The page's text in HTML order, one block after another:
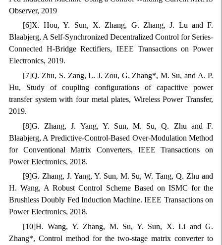
Observer, 2019
[6]X. Hou, Y. Sun, X. Zhang, G. Zhang, J. Lu and F.
Blaabjerg, A Self-Synchronized Decentralized Control for Series-
Connected H-Bridge Rectifiers, IEEE Transactions on Power
Electronics, 2019.
[7]Q. Zhu, S. Zang, L. J. Zou, G. Zhang*, M. Su, and A. P.
Hu, Study of coupling configurations of capacitive power
transfer system with four metal plates, Wireless Power Transfer,
2019.
[8]G. Zhang, J. Yang, Y. Sun, M. Su, Q. Zhu and F.
Blaabjerg, A Predictive-Control-Based Over-Modulation Method
for Conventional Matrix Converters, IEEE Transactions on
Power Electronics, 2018.
[9]G. Zhang, J. Yang, Y. Sun, M. Su, W. Tang, Q. Zhu and
H. Wang, A Robust Control Scheme Based on ISMC for the
Brushless Doubly Fed Induction Machine. IEEE Transactions on
Power Electronics, 2018.
[10]H. Wang, Y. Zhang, M. Su, Y. Sun, X. Li and G.
Zhang*, Control method for the two-stage matrix converter to